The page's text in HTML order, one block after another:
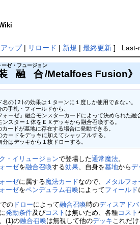
ップ| リロード | 新規 | 最終更新] Last-
融合
ーゼ・フュージョン
/Metalfoes Fusion》
名の(2)の効果は１ターンに１度しか使用できない。
手札・フィールドから、
ォーゼ」融合モンスターカードによって決められた融
ンスター１体をＥＸデッキから融合召喚する。
ードが墓地に存在する場合に発動できる。
カードをデッキに加えてシャッフルする。
分はデッキから１枚ドローする。
・イリュージョンで登場した通常魔法。
ーゼを融合召喚する効果、自身を墓地からデ
ーゼに属する魔法カードなので、 メタルフォ
ーゼをペンデュラム召喚によってフィールド
での ドローによって融合召喚時のディスアド
に発動条件及びコスト は無いため、各種コスト
(1)の融合召喚は無視して他のデッキこれだ